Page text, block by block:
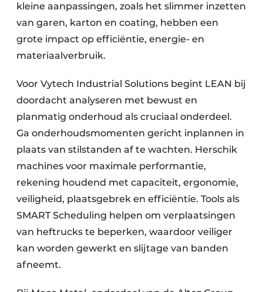
kleine aanpassingen, zoals het slimmer inzetten
van garen, karton en coating, hebben een
grote impact op efficiëntie, energie- en
materiaalverbruik.
Voor Vytech Industrial Solutions begint LEAN bij
doordacht analyseren met bewust en
planmatig onderhoud als cruciaal onderdeel.
Ga onderhoudsmomenten gericht inplannen in
plaats van stilstanden af te wachten. Herschik
machines voor maximale performantie,
rekening houdend met capaciteit, ergonomie,
veiligheid, plaatsgebrek en efficiëntie. Tools als
SMART Scheduling helpen om verplaatsingen
van heftrucks te beperken, waardoor veiliger
kan worden gewerkt en slijtage van banden
afneemt.